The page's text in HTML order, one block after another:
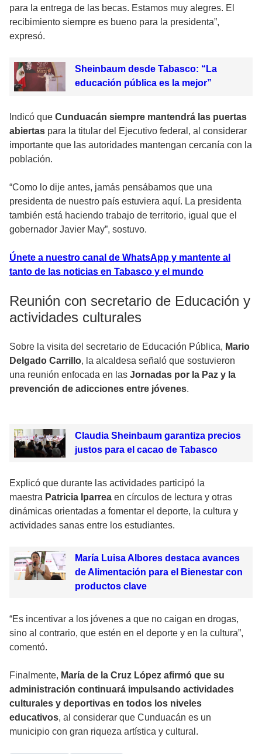
para la entrega de las becas. Estamos muy alegres. El
recibimiento siempre es bueno para la presidenta”,
expresó.
Sheinbaum desde Tabasco: “La
educación pública es la mejor”
Indicó que Cunduacán siempre mantendrá las puertas
abiertas para la titular del Ejecutivo federal, al considerar
importante que las autoridades mantengan cercanía con la
población.
“Como lo dije antes, jamás pensábamos que una
presidenta de nuestro país estuviera aquí. La presidenta
también está haciendo trabajo de territorio, igual que el
gobernador Javier May”, sostuvo.
Únete a nuestro canal de WhatsApp y mantente al
tanto de las noticias en Tabasco y el mundo
Reunión con secretario de Educación y
actividades culturales
Sobre la visita del secretario de Educación Pública, Mario
Delgado Carrillo, la alcaldesa señaló que sostuvieron
una reunión enfocada en las Jornadas por la Paz y la
prevención de adicciones entre jóvenes.
Claudia Sheinbaum garantiza precios
justos para el cacao de Tabasco
Explicó que durante las actividades participó la
maestra Patricia Iparrea en círculos de lectura y otras
dinámicas orientadas a fomentar el deporte, la cultura y
actividades sanas entre los estudiantes.
María Luisa Albores destaca avances
de Alimentación para el Bienestar con
productos clave
“Es incentivar a los jóvenes a que no caigan en drogas,
sino al contrario, que estén en el deporte y en la cultura”,
comentó.
Finalmente, María de la Cruz López afirmó que su
administración continuará impulsando actividades
culturales y deportivas en todos los niveles
educativos, al considerar que Cunduacán es un
municipio con gran riqueza artística y cultural.